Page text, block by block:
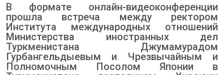
В формате онлайн-видеоконференции
прошла встреча между ректором
Института международных отношений
Министерства иностранных дел
Туркменистана Джумамурадом
Гурбангельдыевым и Чрезвычайным и
Полномочным Посолом Японии в